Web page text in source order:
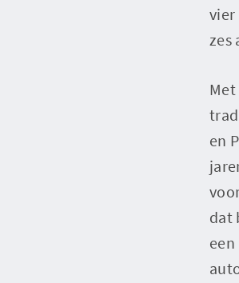
vier
zes
Met
en
dat